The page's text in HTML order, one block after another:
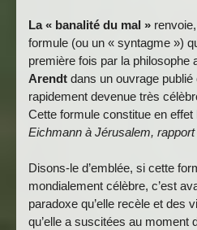
La « banalité du mal »
formule (ou un « syntagme »)
première fois par la philosophe
Arendt dans un ouvrage publié
rapidement devenue très
Cette formule constitue en
Eichmann à Jérusalem,
Disons-le d’emblée, si cette
mondialement célèbre, c’est
paradoxe qu’elle recèle et des
qu’elle a suscitées au moment